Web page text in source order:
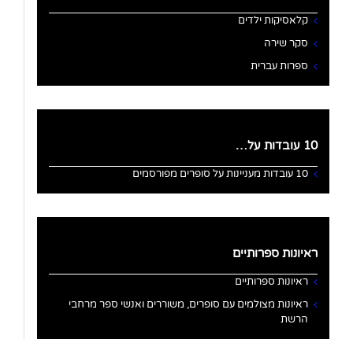
קלאסיקות ילדים
סקר שירה
ספרות עברית
10 עובדות על…
10 עובדות מעניינות על סופרים מפורסמים
ראיונות ספרותיים
ראיונות ספרותיים
ראיונות מצולמים עם סופרים, משוררים ואנשי ספר מרחבי
הרשת